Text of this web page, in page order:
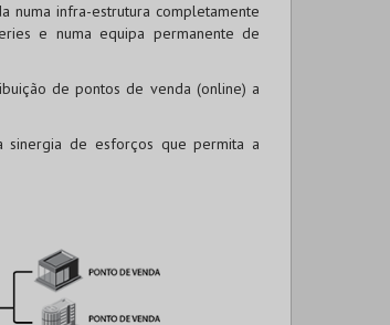
numa infra-estrutura completamente
e numa equipa permanente de
de pontos de venda (online) a
sinergia de esforços que permita a